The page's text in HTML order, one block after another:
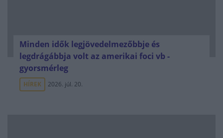
Minden idők legjövedelmezőbbje és
legdrágábbja volt az amerikai foci vb -
gyorsmérleg
HÍREK 2026. júl. 20.